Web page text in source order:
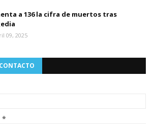
a 136 la cifra de muertos tras
09, 2025
*